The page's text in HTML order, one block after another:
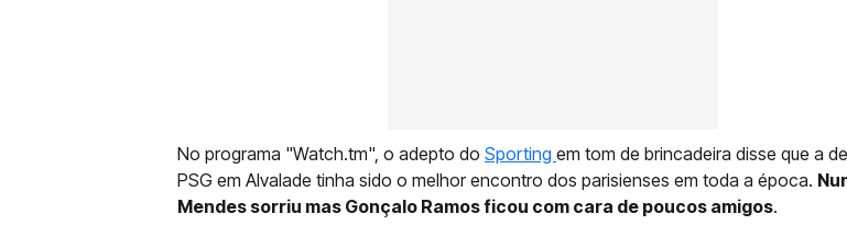
No programa "Watch.tm", o adepto do Sporting em tom de brincadeira disse que a
PSG em Alvalade tinha sido o melhor encontro dos parisienses em toda a época.
Mendes sorriu mas Gonçalo Ramos ficou com cara de poucos amigos.